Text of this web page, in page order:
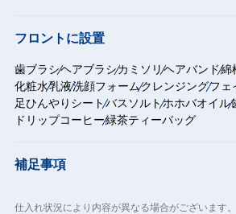
フロントに設置
歯ブラシヘアブラシカミソリヘアバンド綿
化粧水乳液洗顔フォームクレンジングフェ
足ひんやりシートバスソルトホホバオイル
ドリップコーヒー緑茶ティーバッグ
補足事項
仕入れ状況により内容が異なる場合がございます。